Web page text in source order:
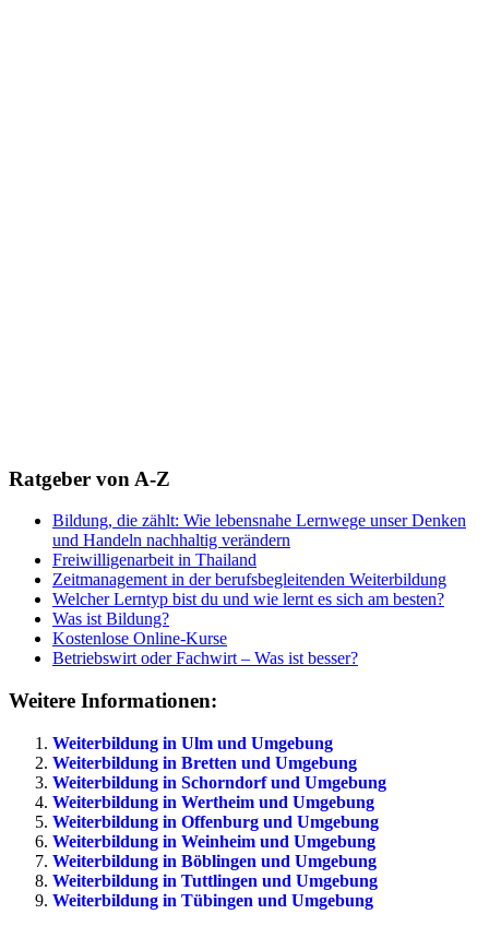
Ratgeber von A-Z
Bildung, die zählt: Wie lebensnahe Lernwege unser Denken
und Handeln nachhaltig verändern
Freiwilligenarbeit in Thailand
Zeitmanagement in der berufsbegleitenden Weiterbildung
Welcher Lerntyp bist du und wie lernt es sich am besten?
Was ist Bildung?
Kostenlose Online-Kurse
Betriebswirt oder Fachwirt – Was ist besser?
Weitere Informationen:
Weiterbildung in Ulm und Umgebung
Weiterbildung in Bretten und Umgebung
Weiterbildung in Schorndorf und Umgebung
Weiterbildung in Wertheim und Umgebung
Weiterbildung in Offenburg und Umgebung
Weiterbildung in Weinheim und Umgebung
Weiterbildung in Böblingen und Umgebung
Weiterbildung in Tuttlingen und Umgebung
Weiterbildung in Tübingen und Umgebung